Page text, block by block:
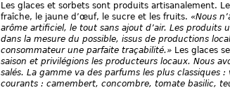
Les glaces et sorbets sont produits artisanalement.
fraîche, le jaune d’œuf, le sucre et les fruits. «Nous
arôme artificiel, le tout sans ajout d’air. Les produits
dans la mesure du possible, issus de productions
consommateur une parfaite traçabilité.» Les glaces
saison et privilégions les producteurs locaux. Nous
salés. La gamme va des parfums les plus classiques
courants : camembert, concombre, tomate basilic,